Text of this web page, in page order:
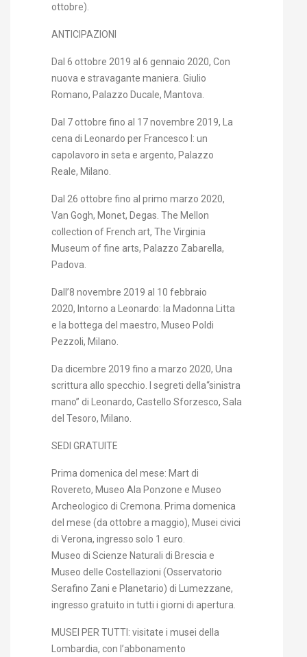
ottobre).
ANTICIPAZIONI
Dal 6 ottobre 2019 al 6 gennaio 2020, Con
nuova e stravagante maniera. Giulio
Romano, Palazzo Ducale, Mantova.
Dal 7 ottobre fino al 17 novembre 2019, La
cena di Leonardo per Francesco I: un
capolavoro in seta e argento, Palazzo
Reale, Milano.
Dal 26 ottobre fino al primo marzo 2020,
Van Gogh, Monet, Degas. The Mellon
collection of French art, The Virginia
Museum of fine arts, Palazzo Zabarella,
Padova.
Dall’8 novembre 2019 al 10 febbraio
2020, Intorno a Leonardo: la Madonna Litta
e la bottega del maestro, Museo Poldi
Pezzoli, Milano.
Da dicembre 2019 fino a marzo 2020, Una
scrittura allo specchio. I segreti della“sinistra
mano” di Leonardo, Castello Sforzesco, Sala
del Tesoro, Milano.
SEDI GRATUITE
Prima domenica del mese: Mart di
Rovereto, Museo Ala Ponzone e Museo
Archeologico di Cremona. Prima domenica
del mese (da ottobre a maggio), Musei civici
di Verona, ingresso solo 1 euro.
Museo di Scienze Naturali di Brescia e
Museo delle Costellazioni (Osservatorio
Serafino Zani e Planetario) di Lumezzane,
ingresso gratuito in tutti i giorni di apertura.
MUSEI PER TUTTI: visitate i musei della
Lombardia, con l’abbonamento